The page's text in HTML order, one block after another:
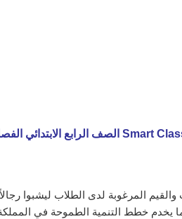
المرغوبة لدى الطلاب ليشبوا
بما يخدم خطط التنمية الطموحة في